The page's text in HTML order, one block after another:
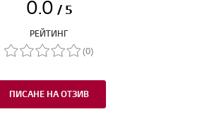
0.0 / 5
РЕЙТИНГ
(0)
ПИСАНЕ НА ОТЗИВ